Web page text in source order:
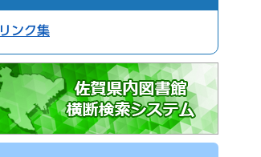
リンク集